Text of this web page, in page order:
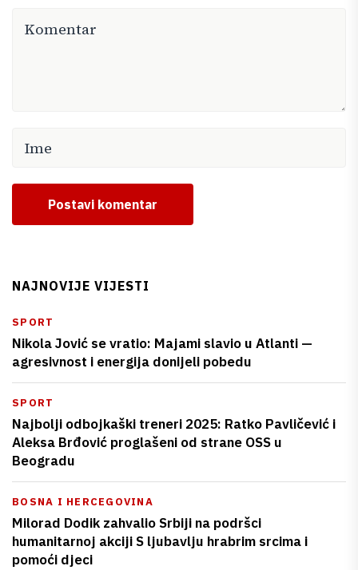
Postavi komentar
NAJNOVIJE VIJESTI
SPORT
Nikola Jović se vratio: Majami slavio u Atlanti —
agresivnost i energija donijeli pobedu
SPORT
Najbolji odbojkaški treneri 2025: Ratko Pavličević i
Aleksa Brđović proglašeni od strane OSS u
Beogradu
BOSNA I HERCEGOVINA
Milorad Dodik zahvalio Srbiji na podršci
humanitarnoj akciji S ljubavlju hrabrim srcima i
pomoći djeci